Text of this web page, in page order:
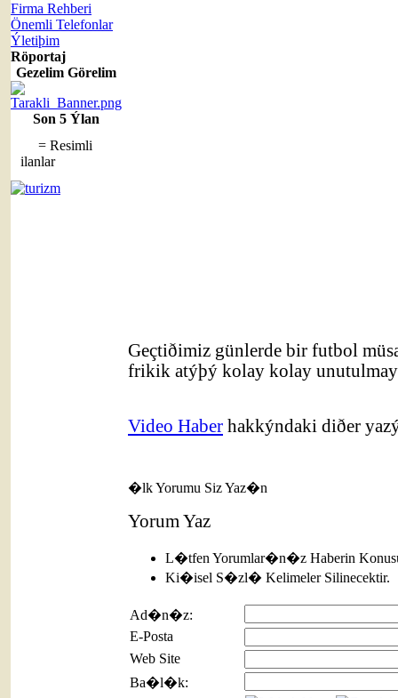
Firma Rehberi
Önemli Telefonlar
Ýletiþim
Röportaj
Gezelim Görelim
Son 5 Ýlan
= Resimli
ilanlar
Geçtiðimiz günlerde bir futbol
frikik atýþý kolay kolay
Video Haber hakkýndaki diðer
�lk Yorumu Siz Yaz�n
Yorum Yaz
L�tfen Yorumlar�n�z Haberin
Ki�isel S�zl� Kelimeler Silinecektir.
Ad�n�z:
E-Posta
Web Site
Ba�l�k: